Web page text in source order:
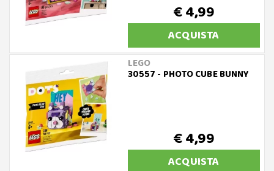
€ 4,99
ACQUISTA
LEGO
30557 - PHOTO CUBE BUNNY
€ 4,99
ACQUISTA